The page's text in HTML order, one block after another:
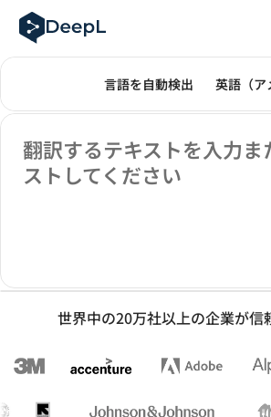
AIエージェント向けDeepL
DeepL Translation Flow：主要なユ
The ROI of AI-native translation
How we brought Swiss German to
Translation Flowのご紹介：あらゆ
エンタープライズ向け言語AIの信頼
DeepLにおける翻訳品質評価の構築方
高品質なテキスト翻訳からリアルタ
Building an instantly accessible
毎日、何百万もの人々がDeepL
翻訳モード
テキストの翻訳原文の言語を選んで
言語を自動検出 英語（ア
原文
翻訳するテキストを入力ま
ストしてください
世界中の20万社以上の企業が信